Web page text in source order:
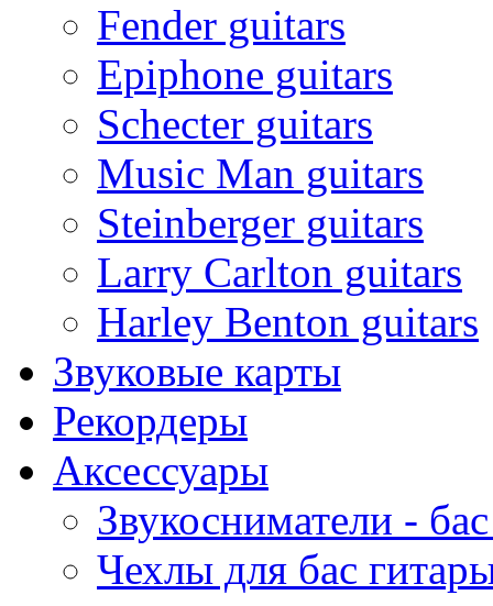
Fender guitars
Epiphone guitars
Schecter guitars
Music Man guitars
Steinberger guitars
Larry Carlton guitars
Harley Benton guitars
Звуковые карты
Рекордеры
Аксессуары
Звукосниматели -
Чехлы для бас